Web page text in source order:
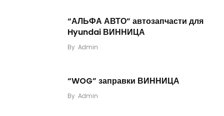
“АЛЬФА АВТО” автозапчасти для
Hyundai ВИННИЦА
By Admin
“WOG” заправки ВИННИЦА
By Admin